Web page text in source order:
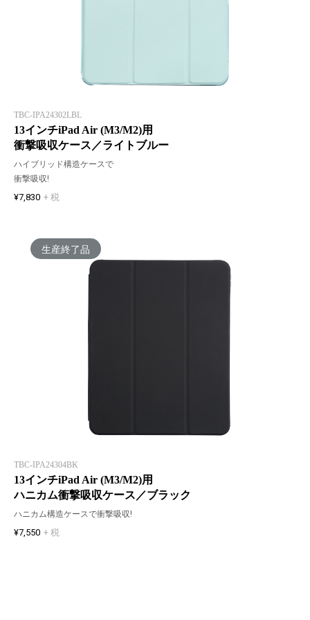
TBC-IPA24302LBL
13インチiPad Air (M3/M2)用
衝撃吸収ケース／ライトブルー
ハイブリッド構造ケースで
衝撃吸収!
¥7,830 + 税
生産終了品
TBC-IPA24304BK
13インチiPad Air (M3/M2)用
ハニカム衝撃吸収ケース／ブラック
ハニカム構造ケースで衝撃吸収!
¥7,550 + 税